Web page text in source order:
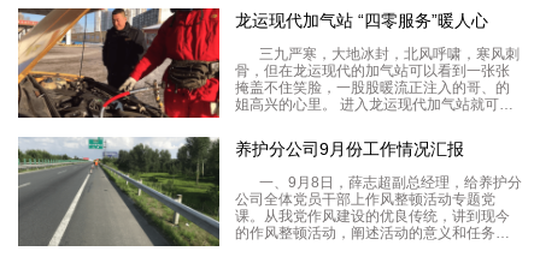
务。 一是各级领导高度重视，指挥协调有
力。二是采取有力措施，确保安全、快捷、
畅通。各收
龙运现代加气站 “四零服务”暖人心
三九严寒，大地冰封，北风呼啸，寒风刺
骨，但在龙运现代的加气站可以看到一张张
掩盖不住笑脸，一股股暖流正注入的哥、的
姐高兴的心里。 进入龙运现代加气站就可以
车辆，本站不提供加气服务”。前来加气的的
哥、的姐都拍手称赞！虽然现在是三九天，
养护分公司9月份工作情况汇报
一、9月8日，薛志超副总经理，给养护分
公司全体党员干部上作风整顿活动专题党
课。从我党作风建设的优良传统，讲到现今
的作风整顿活动，阐述活动的意义和任务的